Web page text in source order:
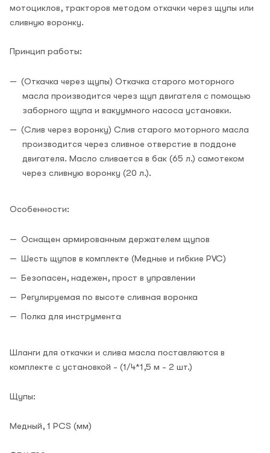
мотоциклов, тракторов методом откачки через щупы или
сливную воронку.
Принцип работы:
(Откачка через щупы) Откачка старого моторного
масла производится через щуп двигателя с помощью
заборного щупа и вакуумного насоса установки.
(Слив через воронку) Слив старого моторного масла
производится через сливное отверстие в поддоне
двигателя. Масло сливается в бак (65 л.) самотеком
через сливную воронку (20 л.).
Особенности:
Оснащен армированным держателем щупов
Шесть щупов в комплекте (Медные и гибкие PVC)
Безопасен, надежен, прост в управлении
Регулируемая по высоте сливная воронка
Полка для инструмента
Шланги для откачки и слива масла поставляются в
комплекте с установкой - (1/4*1,5 м - 2 шт.)
Щупы:
Медный, 1 PCS (мм)